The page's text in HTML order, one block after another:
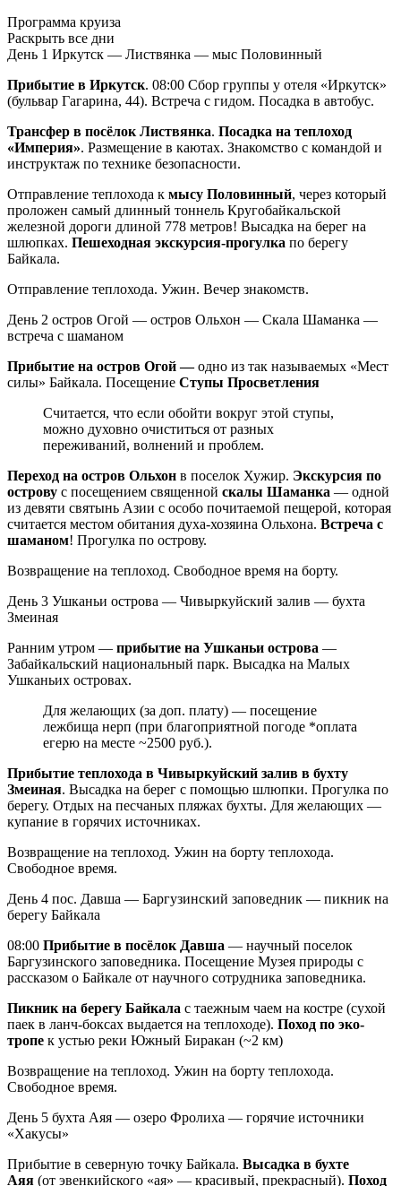
Программа круиза
Раскрыть все дни
День 1 Иркутск — Листвянка — мыс Половинный
Прибытие в Иркутск. 08:00 Сбор группы у отеля «Иркутск»
(бульвар Гагарина, 44). Встреча с гидом. Посадка в автобус.
Трансфер в посёлок Листвянка. Посадка на теплоход
«Империя». Размещение в каютах. Знакомство с командой и
инструктаж по технике безопасности.
Отправление теплохода к мысу Половинный, через который
проложен самый длинный тоннель Кругобайкальской
железной дороги длиной 778 метров! Высадка на берег на
шлюпках. Пешеходная экскурсия-прогулка по берегу
Байкала.
Отправление теплохода. Ужин. Вечер знакомств.
День 2 остров Огой — остров Ольхон — Скала Шаманка —
встреча с шаманом
Прибытие на остров Огой —одно из так называемых «Мест
силы» Байкала. Посещение Ступы Просветления
Считается, что если обойти вокруг этой ступы,
можно духовно очиститься от разных
переживаний, волнений и проблем.
Переход на остров Ольхон в поселок Хужир. Экскурсия по
острову с посещением священной скалы Шаманка — одной
из девяти святынь Азии с особо почитаемой пещерой, которая
считается местом обитания духа-хозяина Ольхона. Встреча с
шаманом! Прогулка по острову.
Возвращение на теплоход. Свободное время на борту.
День 3 Ушканьи острова — Чивыркуйский залив — бухта
Змеиная
Ранним утром — прибытие на Ушканьи острова —
Забайкальский национальный парк. Высадка на Малых
Ушканьих островах.
Для желающих (за доп. плату) — посещение
лежбища нерп (при благоприятной погоде *оплата
егерю на месте ~2500 руб.).
Прибытие теплохода в Чивыркуйский залив в бухту
Змеиная. Высадка на берег с помощью шлюпки. Прогулка по
берегу. Отдых на песчаных пляжах бухты. Для желающих —
купание в горячих источниках.
Возвращение на теплоход. Ужин на борту теплохода.
Свободное время.
День 4 пос. Давша — Баргузинский заповедник — пикник на
берегу Байкала
08:00 Прибытие в посёлок Давша — научный поселок
Баргузинского заповедника. Посещение Музея природы с
рассказом о Байкале от научного сотрудника заповедника.
Пикник на берегу Байкала с таежным чаем на костре (сухой
паек в ланч-боксах выдается на теплоходе). Поход по эко-
тропе к устью реки Южный Биракан (~2 км)
Возвращение на теплоход. Ужин на борту теплохода.
Свободное время.
День 5 бухта Аяя — озеро Фролиха — горячие источники
«Хакусы»
Прибытие в северную точку Байкала. Высадка в бухте
Аяя (от эвенкийского «ая» — красивый, прекрасный). Поход